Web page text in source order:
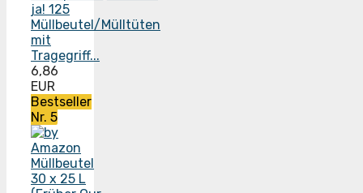
ja! 125
Müllbeutel/Mülltüten
mit
Tragegriff...
6,86
EUR
Bestseller
Nr. 5